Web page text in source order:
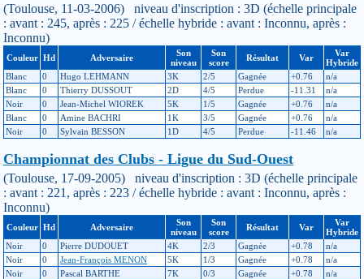
(Toulouse, 11-03-2006) niveau d'inscription : 3D (échelle principale
: avant : 245, après : 225 / échelle hybride : avant : Inconnu, après :
Inconnu)
Couleur Hd Adversaire
Son
niveau
Son
score
Résultat Var
Var
Hybride
Blanc
0 Hugo LEHMANN 3K 2/5 Gagnée +0.76
n/a
Blanc
0 Thierry DUSSOUT 2D 4/5 Perdue -11.31
n/a
Noir
0 Jean-Michel WIOREK 5K 1/5 Gagnée +0.76
n/a
Blanc
0 Amine BACHRI 1K 3/5 Gagnée +0.76
n/a
Noir
0 Sylvain BESSON 1D 4/5 Perdue -11.46 n/a
Championnat des Clubs - Ligue du Sud-Ouest
(Toulouse, 17-09-2005) niveau d'inscription : 3D (échelle principale
: avant : 221, après : 223 / échelle hybride : avant : Inconnu, après :
Inconnu)
Couleur Hd Adversaire
Son
niveau
Son
score
Résultat Var
Var
Hybride
Noir
0 Pierre DUDOUET 4K 2/3 Gagnée +0.78
n/a
Noir
0 Jean-François MENON 5K 1/3 Gagnée +0.78
n/a
Noir
0 Pascal BARTHE 7K 0/3 Gagnée +0.78 n/a